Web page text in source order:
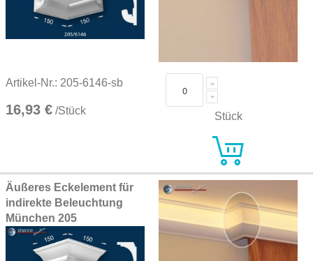
Artikel-Nr.: 205-6146-sb
16,93 € /Stück Stück
Äußeres Eckelement für
indirekte Beleuchtung
München 205